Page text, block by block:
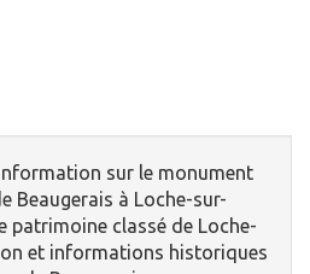
sur le monument
Beaugerais à Loche-sur-
patrimoine classé de Loche-
et informations historiques